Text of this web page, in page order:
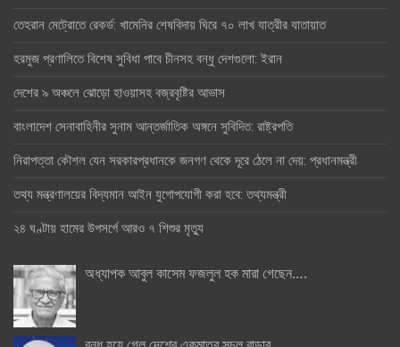
তেহরান মেট্রোতে রেকর্ড: খামেনির শেষবিদায় ঘিরে ৭০ লাখ যাত্রীর যাতায়াত
হরমুজ প্রণালিতে বিশেষ সুবিধা পাবে চীনসহ বন্ধু দেশগুলো: ইরান
দেশের ৯ অঞ্চলে ঝোড়ো হাওয়াসহ বজ্রবৃষ্টির আভাস
বাংলাদেশ সেনাবাহিনীর সুনাম আন্তর্জাতিক অঙ্গনে সুবিদিত: রাষ্ট্রপতি
নিরাপত্তা কৌশল যেন সরকারপ্রধানকে জনগণ থেকে দূরে ঠেলে না দেয়: প্রধানমন্ত্রী
তথ্য মন্ত্রণালয়ের বিদ্যমান আইন যুগোপযোগী করা হবে: তথ্যমন্ত্রী
২৪ ঘণ্টায় হামের উপসর্গে আরও ৭ শিশুর মৃত্যু
অধ্যাপক আবুল কাসেম ফজলুল হক মারা গেছেন….